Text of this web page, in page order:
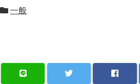
一般